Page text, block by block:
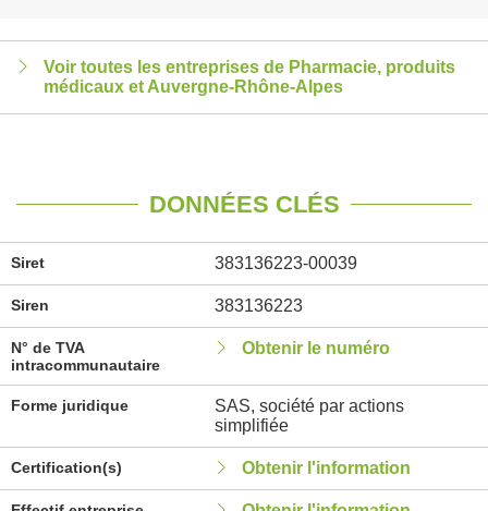
Voir toutes les entreprises de Pharmacie, produits
médicaux et Auvergne-Rhône-Alpes
DONNÉES CLÉS
Siret 383136223-00039
Siren 383136223
N° de TVA
intracommunautaire
Obtenir le numéro
Forme juridique
SAS, société par actions
simplifiée
Certification(s) Obtenir l'information